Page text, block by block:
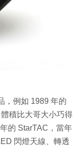
，例如 1989 年的
積比大哥大小巧得
的 StarTAC，當年
閃燈天線、轉透